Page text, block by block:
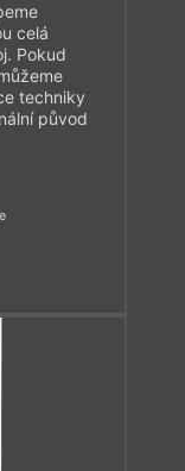
celá
Pokud
techniky
původ